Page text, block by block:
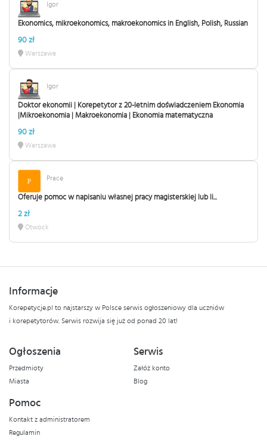
Igor
Ekonomics, mikroekonomics, makroekonomics in English, Polish, Russian
90 zł
Warszawa
Igor
Doktor ekonomii | Korepetytor z 20-letnim doświadczeniem Ekonomia
|Mikroekonomia | Makroekonomia | Ekonomia matematyczna
90 zł
Warszawa
Prace
Oferuje pomoc w napisaniu własnej pracy magisterskiej lub li...
2 zł
Otwock
Informacje
Korepetycje.pl to najstarszy w Polsce serwis ogłoszeniowy dla uczniów
i korepetytorów. Serwis rozwija się już od ponad 20 lat!
Ogłoszenia
Przedmioty
Miasta
Serwis
Załóż konto
Blog
Pomoc
Kontakt z administratorem
Regulamin